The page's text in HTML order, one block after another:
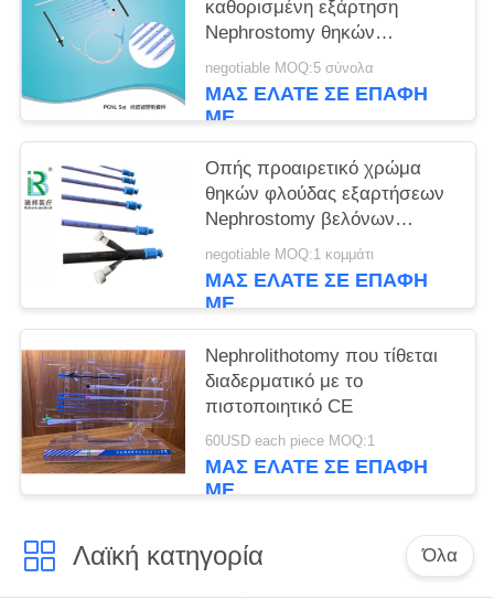
καθορισμένη εξάρτηση
Nephrostomy θηκών
διαδερματική
negotiable MOQ:5 σύνολα
ΜΑΣ ΕΛΆΤΕ ΣΕ ΕΠΑΦΉ
ΜΕ
Οπής προαιρετικό χρώμα
θηκών φλούδας εξαρτήσεων
Nephrostomy βελόνων
διαδερματικό μακριά
negotiable MOQ:1 κομμάτι
ΜΑΣ ΕΛΆΤΕ ΣΕ ΕΠΑΦΉ
ΜΕ
Nephrolithotomy που τίθεται
διαδερματικό με το
πιστοποιητικό CE
60USD each piece MOQ:1
ΜΑΣ ΕΛΆΤΕ ΣΕ ΕΠΑΦΉ
ΜΕ
Λαϊκή κατηγορία Όλα